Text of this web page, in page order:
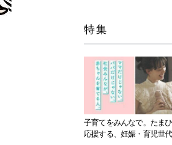
特集
子育てをみんなで。たま
応援する、妊娠・育児世